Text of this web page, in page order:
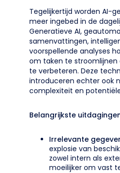
Tegelijkertijd worden AI-
meer ingebed in de
Generatieve AI,
samenvattingen,
voorspellende analyses
om taken te stroomlijnen
te verbeteren. Deze
introduceren echter ook
complexiteit en
Belangrijkste
Irrelevante
explosie van
zowel intern als
moeilijker om vast